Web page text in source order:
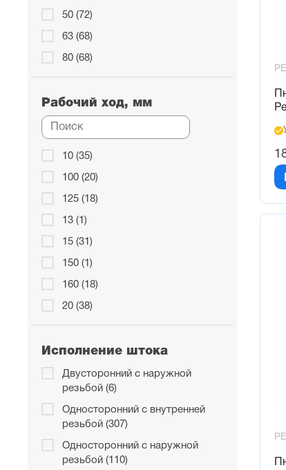
50 (72)
63 (68)
80 (68)
100 (64)
Рабочий ход, мм
10 (35)
100 (20)
125 (18)
13 (1)
15 (31)
150 (1)
160 (18)
20 (38)
200 (18)
25 (35)
250 (12)
30 (31)
40 (27)
50 (33)
Исполнение штока
Двусторонний с наружной
резьбой (6)
Односторонний с внутренней
резьбой (307)
Односторонний с наружной
резьбой (110)